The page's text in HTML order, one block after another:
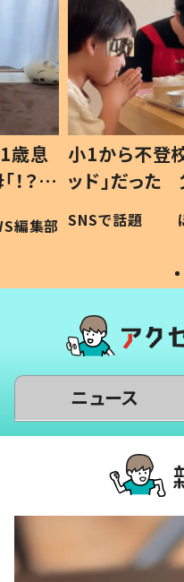
歳息
？」
編集部
小1から不登
ッド」だっ
作り続ける
#令和の子
SNSで話題
ニュース